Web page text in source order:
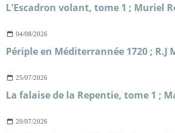
L'Escadron volant, tome 1 ; Muriel
04/08/2026
Périple en Méditerrannée 1720 ; R.J
25/07/2026
20/07/2026